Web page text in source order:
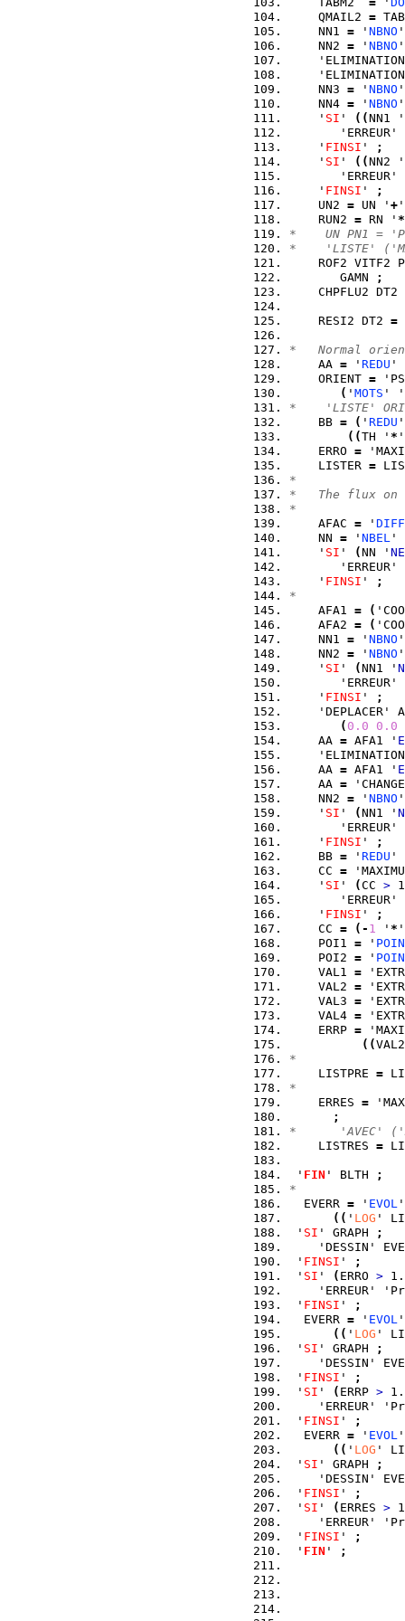
    QMAIL2
=
    NN1
= ' NBNO
    NN2
= ' NBNO
    NN3
= ' NBNO
    NN4
= ' NBNO
    '
SI ' ( (NN1 '
    '
FINSI '
;
    '
SI ' ( (NN2 '
    '
FINSI '
;
    UN2
= UN ' +
    RUN2
= RN ' *
*    UN PN1 =
*    'LISTE'
ROF2 VITF2
       GAMN
;
    CHPFLU2 DT2
    RESI2 DT2
=
*   Normal
    AA
= ' REDU '
    ORIENT
=
( ' MOTS '
*    'LISTE'
    BB
= ( ' REDU '
( (TH ' *
    ERRO
=
    LISTER
=
*
*   The flux on
*
    AFAC
= ' DIFF
    NN
= ' NBEL '
    '
SI ' (NN '
    '
FINSI '
;
*
    AFA1
= (
    AFA2
= (
    NN1
= ' NBNO
    NN2
= ' NBNO
    '
SI ' (NN1 '
    '
FINSI '
;
'DEPLACER'
( 0.0
0.0
    AA
= AFA1 '
    AA
= AFA1 '
    AA
=
    NN2
= ' NBNO
    '
SI ' (NN1 '
    '
FINSI '
;
    BB
= ' REDU '
    CC
=
    '
SI ' (CC >
    '
FINSI '
;
    CC
= ( - 1 ' *
    POI1
= ' POIN
    POI2
= ' POIN
    VAL1
=
    VAL2
=
    VAL3
=
    VAL4
=
    ERRP
=
( (
*
    LISTPRE
=
*
    ERRES
=
;
*      'AVEC'
    LISTRES
=
' FIN ' BLTH
;
*
  EVERR
= ' EVOL
( ( ' LOG '
' SI ' GRAPH
;
'DESSIN'
' FINSI '
;
' SI ' ( ERRO >
'ERREUR'
' FINSI '
;
  EVERR
= ' EVOL
( ( ' LOG '
' SI ' GRAPH
;
'DESSIN'
' FINSI '
;
' SI ' ( ERRP >
'ERREUR'
' FINSI '
;
  EVERR
= ' EVOL
( ( ' LOG '
' SI ' GRAPH
;
'DESSIN'
' FINSI '
;
' SI ' ( ERRES >
'ERREUR'
' FINSI '
;
' FIN ' ;